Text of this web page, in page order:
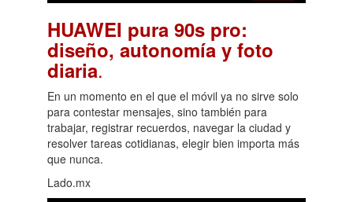
HUAWEI pura 90s pro:
diseño, autonomía y foto
diaria.
En un momento en el que el móvil ya no sirve solo
para contestar mensajes, sino también para
trabajar, registrar recuerdos, navegar la ciudad y
resolver tareas cotidianas, elegir bien importa más
que nunca.
Lado.mx